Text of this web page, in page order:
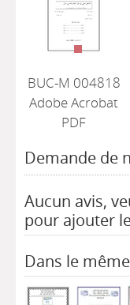
BUC-M 004818
Adobe Acrobat
PDF
Demande de
Aucun avis,
pour ajouter
Dans le